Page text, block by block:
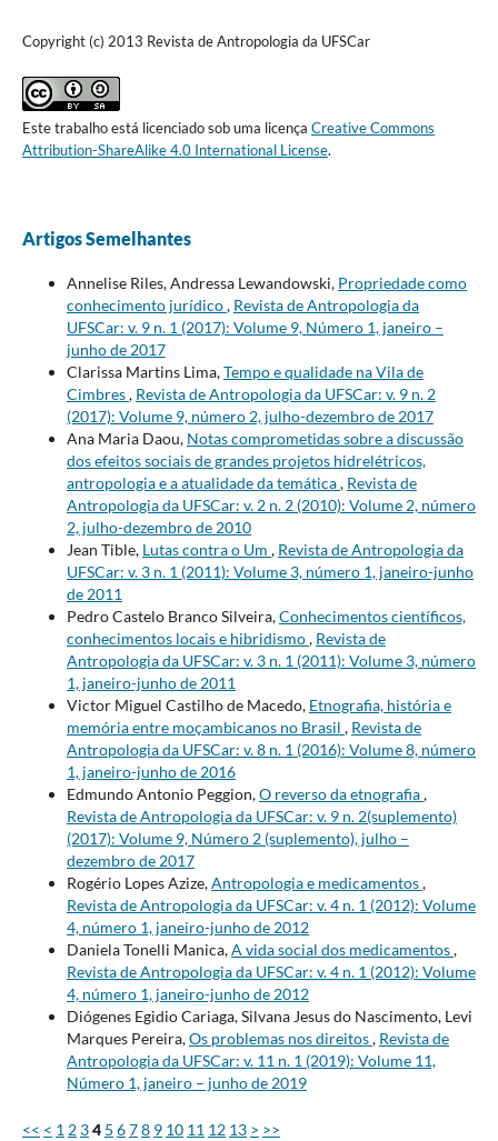
Copyright (c) 2013 Revista de Antropologia da UFSCar
Este trabalho está licenciado sob uma licença Creative Commons
Attribution-ShareAlike 4.0 International License.
Artigos Semelhantes
Annelise Riles, Andressa Lewandowski, Propriedade como
conhecimento jurídico, Revista de Antropologia da
UFSCar: v. 9 n. 1 (2017): Volume 9, Número 1, janeiro –
junho de 2017
Clarissa Martins Lima,Tempo e qualidade na Vila de
Cimbres, Revista de Antropologia da UFSCar: v. 9 n. 2
(2017): Volume 9, número 2, julho-dezembro de 2017
Ana Maria Daou, Notas comprometidas sobre a discussão
dos efeitos sociais de grandes projetos hidrelétricos,
antropologia e a atualidade da temática, Revista de
Antropologia da UFSCar: v. 2 n. 2 (2010): Volume 2, número
2, julho-dezembro de 2010
Jean Tible, Lutas contra o Um , Revista de Antropologia da
UFSCar: v. 3 n. 1 (2011): Volume 3, número 1, janeiro-junho
de 2011
Pedro Castelo Branco Silveira,Conhecimentos científicos,
conhecimentos locais e hibridismo, Revista de
Antropologia da UFSCar: v. 3 n. 1 (2011): Volume 3, número
1, janeiro-junho de 2011
Victor Miguel Castilho de Macedo, Etnografia, história e
memória entre moçambicanos no Brasil , Revista de
Antropologia da UFSCar: v. 8 n. 1 (2016): Volume 8, número
1, janeiro-junho de 2016
Edmundo Antonio Peggion,O reverso da etnografia,
Revista de Antropologia da UFSCar: v. 9 n. 2(suplemento)
(2017): Volume 9, Número 2 (suplemento), julho –
dezembro de 2017
Rogério Lopes Azize,Antropologia e medicamentos,
Revista de Antropologia da UFSCar: v. 4 n. 1 (2012): Volume
4, número 1, janeiro-junho de 2012
Daniela Tonelli Manica,A vida social dos medicamentos,
Revista de Antropologia da UFSCar: v. 4 n. 1 (2012): Volume
4, número 1, janeiro-junho de 2012
Diógenes Egidio Cariaga, Silvana Jesus do Nascimento, Levi
Marques Pereira,Os problemas nos direitos, Revista de
Antropologia da UFSCar: v. 11 n. 1 (2019): Volume 11,
Número 1, janeiro – junho de 2019
<< < 1 2 34 5 678 9 10 11 12 13 > >>